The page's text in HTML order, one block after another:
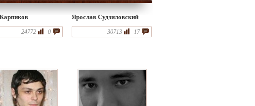
0
24772
Ярослав Судзиловский
17
30713